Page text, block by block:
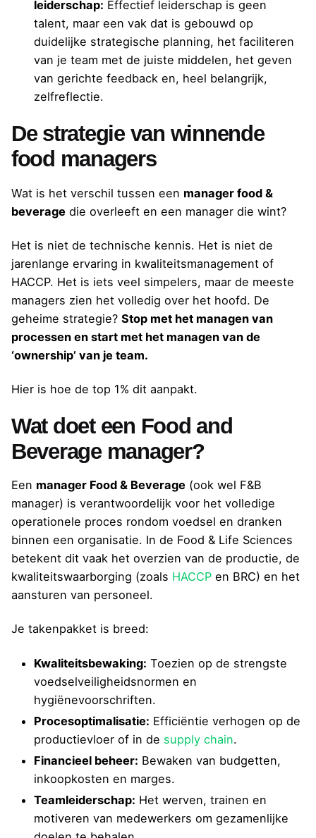
leiderschap: Effectief leiderschap is geen
talent, maar een vak dat is gebouwd op
duidelijke strategische planning, het faciliteren
van je team met de juiste middelen, het geven
van gerichte feedback en, heel belangrijk,
zelfreflectie.
De strategie van winnende
food managers
Wat is het verschil tussen een manager food &
beverage die overleeft en een manager die wint?
Het is niet de technische kennis. Het is niet de
jarenlange ervaring in kwaliteitsmanagement of
HACCP. Het is iets veel simpelers, maar de meeste
managers zien het volledig over het hoofd. De
geheime strategie? Stop met het managen van
processen en start met het managen van de
‘ownership’ van je team.
Hier is hoe de top 1% dit aanpakt.
Wat doet een Food and
Beverage manager?
Een manager Food & Beverage (ook wel F&B
manager) is verantwoordelijk voor het volledige
operationele proces rondom voedsel en dranken
binnen een organisatie. In de Food & Life Sciences
betekent dit vaak het overzien van de productie, de
kwaliteitswaarborging (zoals HACCP en BRC) en het
aansturen van personeel.
Je takenpakket is breed:
Kwaliteitsbewaking: Toezien op de strengste
voedselveiligheidsnormen en
hygiënevoorschriften.
Procesoptimalisatie: Efficiëntie verhogen op de
productievloer of in de supply chain.
Financieel beheer: Bewaken van budgetten,
inkoopkosten en marges.
Teamleiderschap: Het werven, trainen en
motiveren van medewerkers om gezamenlijke